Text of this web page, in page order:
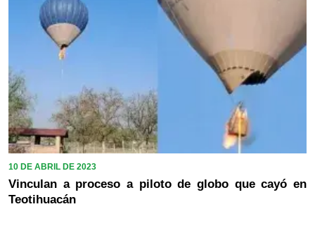
10 DE ABRIL DE 2023
Vinculan a proceso a piloto de globo que cayó en
Teotihuacán